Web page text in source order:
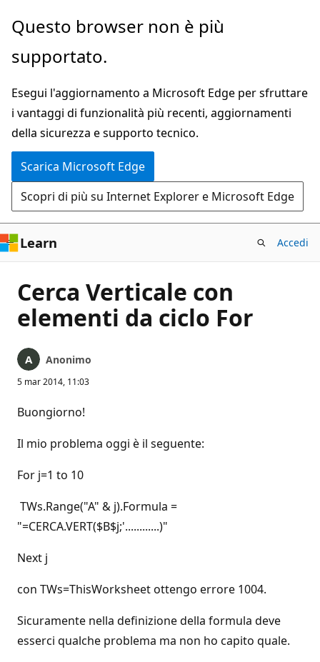
Ignora
passa
contenuto
principale
Questo browser non è più
supportato.
Esegui l'aggiornamento a Microsoft Edge per sfruttare
i vantaggi di funzionalità più recenti, aggiornamenti
della sicurezza e supporto tecnico.
Scarica Microsoft Edge
Scopri di più su Internet Explorer e Microsoft Edge
Learn Accedi
Cerca Verticale con
elementi da ciclo For
Anonimo
5 mar 2014, 11:03
Buongiorno!
Il mio problema oggi è il seguente:
For j=1 to 10
TWs.Range("A" & j).Formula =
"=CERCA.VERT($B$j;'............)"
Next j
con TWs=ThisWorksheet ottengo errore 1004.
Sicuramente nella definizione della formula deve
esserci qualche problema ma non ho capito quale.